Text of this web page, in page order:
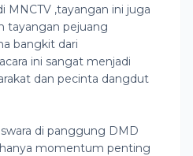
MNCTV ,tayangan ini juga
tayangan pejuang
bangkit dari
ini sangat menjadi
dan pecinta dangdut
di panggung DMD
momentum penting